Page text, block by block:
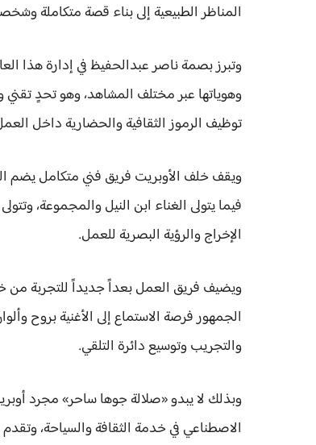
المناظر الطبيعية إلى بناء قصة متكاملة
وتبرز بصمة ناصر عبدالحفيظ في إدارة هذا
وهوياتها عبر مختلف المشاهد، وهو تحدٍ تقني
توظيف الرموز الثقافية والحضارية داخل
ويقف خلف الأوبريت فريق فني متكامل يضم
الإخراج والرؤية البصرية للعمل.
ويضيف فريق العمل بعداً جديداً للتجربة من
الجمهور فرصة الاستماع إلى الأغنية بروح
والتجريب وتوسيع دائرة التلقي.
وبذلك لا يبدو «صلالة جوها ساحر» مجرد
الاصطناعي في خدمة الثقافة والسياحة،